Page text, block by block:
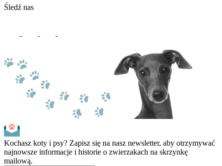
Śledź nas
Kochasz koty i psy? Zapisz się na nasz newsletter, aby otrzymywać
najnowsze informacje i historie o zwierzakach na skrzynkę
mailową.